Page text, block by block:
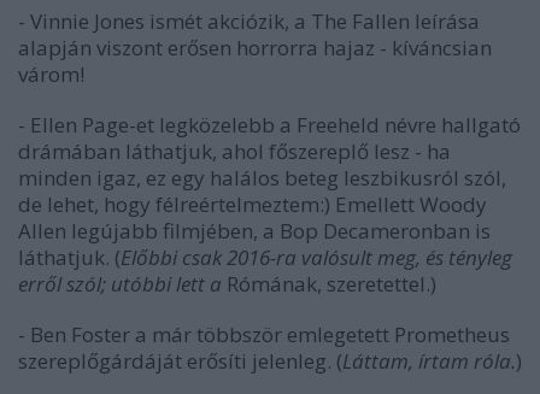
- Vinnie Jones ismét akciózik, a The Fallen leírása
alapján viszont erősen horrorra hajaz - kíváncsian
várom!
- Ellen Page-et legközelebb a Freeheld névre hallgató
drámában láthatjuk, ahol főszereplő lesz - ha
minden igaz, ez egy halálos beteg leszbikusról szól,
de lehet, hogy félreértelmeztem:) Emellett Woody
Allen legújabb filmjében, a Bop Decameronban is
láthatjuk. (Előbbi csak 2016-ra valósult meg, és tényleg
erről szól; utóbbi lett a Rómának, szeretettel.)
- Ben Foster a már többször emlegetett Prometheus
szereplőgárdáját erősíti jelenleg. (Láttam, írtam róla.)